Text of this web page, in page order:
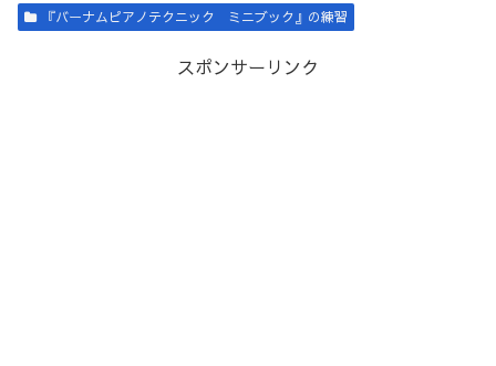
『バーナムピアノテクニック ミニブック』の練習
スポンサーリンク